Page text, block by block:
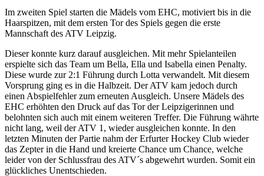
Im zweiten Spiel starten die Mädels vom EHC, motiviert bis in die
Haarspitzen, mit dem ersten Tor des Spiels gegen die erste
Mannschaft des ATV Leipzig.
Dieser konnte kurz darauf ausgleichen. Mit mehr Spielanteilen
erspielte sich das Team um Bella, Ella und Isabella einen Penalty.
Diese wurde zur 2:1 Führung durch Lotta verwandelt. Mit diesem
Vorsprung ging es in die Halbzeit. Der ATV kam jedoch durch
einen Abspielfehler zum erneuten Ausgleich. Unsere Mädels des
EHC erhöhten den Druck auf das Tor der Leipzigerinnen und
belohnten sich auch mit einem weiteren Treffer. Die Führung währte
nicht lang, weil der ATV 1, wieder ausgleichen konnte. In den
letzten Minuten der Partie nahm der Erfurter Hockey Club wieder
das Zepter in die Hand und kreierte Chance um Chance, welche
leider von der Schlussfrau des ATV´s abgewehrt wurden. Somit ein
glückliches Unentschieden.